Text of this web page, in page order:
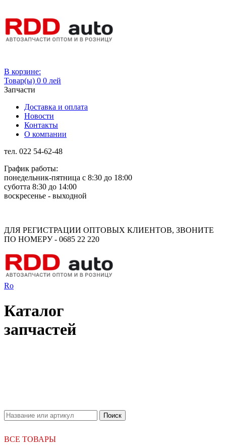
В корзине:
Товар(ы) 0 0 лей
Запчасти
Доставка и оплата
Новости
Контакты
О компании
тел. 022 54-62-48
График работы:
понедельник-пятница с 8:30 до 18:00
суботта 8:30 до 14:00
воскресенье - выходной
ДЛЯ РЕГИСТРАЦИИ ОПТОВЫХ КЛИЕНТОВ, ЗВОНИТЕ
ПО НОМЕРУ - 0685 22 220
Ro
Каталог
запчастей
ВСЕ ТОВАРЫ